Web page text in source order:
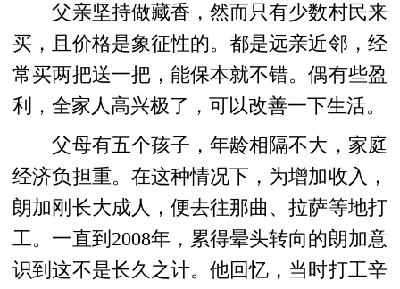
父亲坚持做藏香，然而只有少数村民来
买，且价格是象征性的。都是远亲近邻，经
常买两把送一把，能保本就不错。偶有些盈
利，全家人高兴极了，可以改善一下生活。
父母有五个孩子，年龄相隔不大，家庭
经济负担重。在这种情况下，为增加收入，
朗加刚长大成人，便去往那曲、拉萨等地打
工。一直到2008年，累得晕头转向的朗加意
识到这不是长久之计。他回忆，当时打工辛